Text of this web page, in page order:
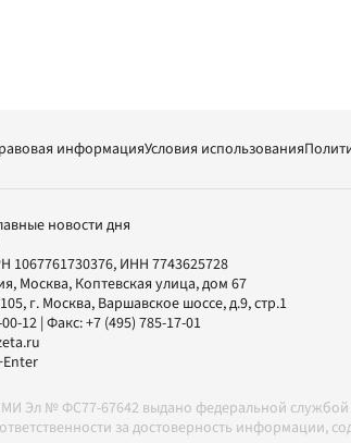
информацияУсловия использования
новости дня
1067761730376, ИНН 7743625728
Москва, Коптевская улица, дом 67
, г. Москва, Варшавское шоссе, д.9, стр.1
12 | Факс:+7 (495) 785-17-01
Эл № ФС77-67642 выдано федеральной
ответственности за достоверность